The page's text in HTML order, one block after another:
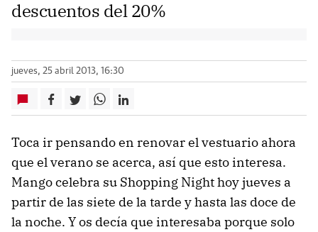
descuentos del 20%
jueves, 25 abril 2013, 16:30
Toca ir pensando en renovar el vestuario ahora
que el verano se acerca, así que esto interesa.
Mango celebra su Shopping Night hoy jueves a
partir de las siete de la tarde y hasta las doce de
la noche. Y os decía que interesaba porque solo